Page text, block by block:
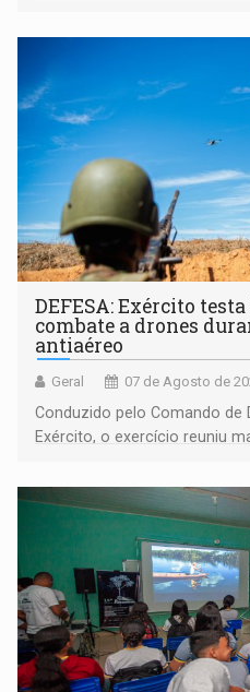
DEFESA: Exército
combate a drones
antiaéreo
Geral 07 de Agosto de
Conduzido pelo Comando de
Exército, o exercício reuniu